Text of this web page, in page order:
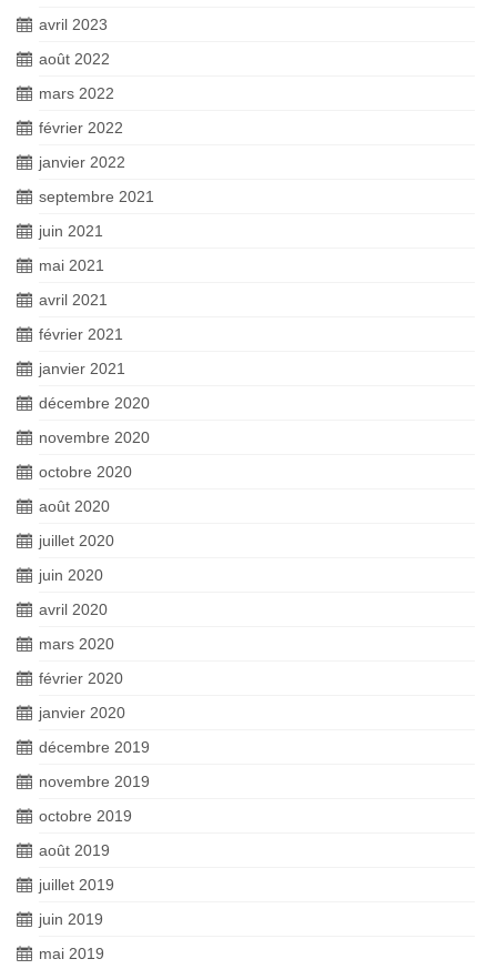
avril 2023
août 2022
mars 2022
février 2022
janvier 2022
septembre 2021
juin 2021
mai 2021
avril 2021
février 2021
janvier 2021
décembre 2020
novembre 2020
octobre 2020
août 2020
juillet 2020
juin 2020
avril 2020
mars 2020
février 2020
janvier 2020
décembre 2019
novembre 2019
octobre 2019
août 2019
juillet 2019
juin 2019
mai 2019